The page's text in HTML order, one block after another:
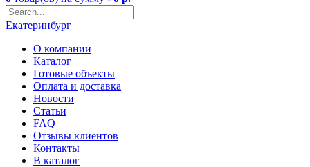
Екатеринбург
О компании
Каталог
Готовые объекты
Оплата и доставка
Новости
Статьи
FAQ
Отзывы клиентов
Контакты
В каталог